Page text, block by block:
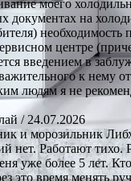
моего
документах на
необходимость
центре
введением в
к нему
людям я не
/ 24.07.2026
и морозильник
нет. Работают тихо.
уже более 5 лет.
это время менять